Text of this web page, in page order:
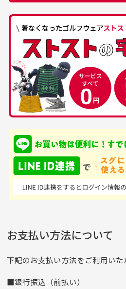
30代男性
中古ゴルフウェアの
品揃えがすごい
て、ここまでゴルフブラ
ンドの取り扱いがあるの
はすごい。 毎日たくさ
んの商品がアップされて
いるので新作チェックす
は自動的にカート内の商品が
下さい。
お気に入り機能をご利用下さ
経年劣化について
当店では商品の管理には細心
すが、経年により素材の劣化
生じている場合がございます。
銀行振込（前払い）
入金確認後商品発送となりま
※土曜、日曜、祝日は入金確認及
せん。
尚、お振込み手数料はお客様ご負
商品発送となります。
ご注文頂いてから7日以内
りますのでご了承くださいませ。
支店名
和歌山支店
口座種別
普通
申し込まれた商品と届いた商
商品説明に記載されていない
の場合
お支払い方法について
下記のお支払い方法をご利用いた
■銀行振込（前払い）